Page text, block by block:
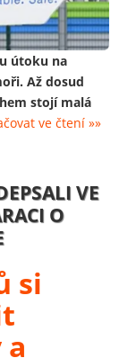
útoku na
Až dosud
stojí malá
ve čtení »»
VE
O
si